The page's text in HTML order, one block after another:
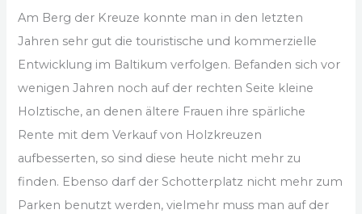
Am Berg der Kreuze konnte man in den letzten
Jahren sehr gut die touristische und kommerzielle
Entwicklung im Baltikum verfolgen. Befanden sich vor
wenigen Jahren noch auf der rechten Seite kleine
Holztische, an denen ältere Frauen ihre spärliche
Rente mit dem Verkauf von Holzkreuzen
aufbesserten, so sind diese heute nicht mehr zu
finden. Ebenso darf der Schotterplatz nicht mehr zum
Parken benutzt werden, vielmehr muss man auf der